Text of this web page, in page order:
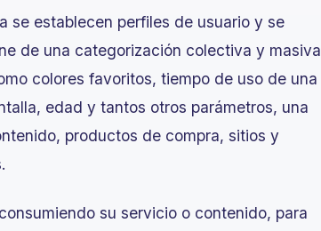
se establecen perfiles de usuario y se
de una categorización colectiva y masiva
colores favoritos, tiempo de uso de una
edad y tantos otros parámetros, una
productos de compra, sitios y
su servicio o contenido, para